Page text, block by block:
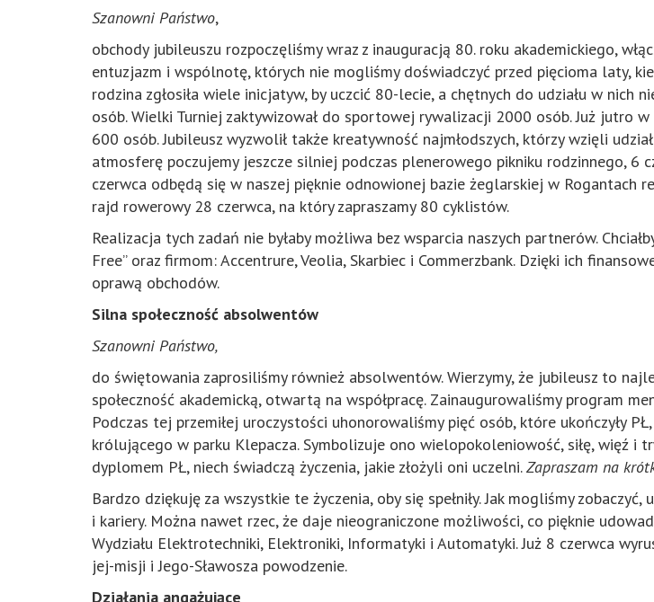
Szanowni Państwo,
obchody jubileuszu rozpoczęliśmy wraz z inauguracją 80. roku akademickiego,
entuzjazm i wspólnotę, których nie mogliśmy doświadczyć przed pięcioma laty,
rodzina zgłosiła wiele inicjatyw, by uczcić 80-lecie, a chętnych do udziału w nich
osób. Wielki Turniej zaktywizował do sportowej rywalizacji 2000 osób. Już jutro
600 osób. Jubileusz wyzwolił także kreatywność najmłodszych, którzy wzięli
atmosferę poczujemy jeszcze silniej podczas plenerowego pikniku rodzinnego, 6
czerwca odbędą się w naszej pięknie odnowionej bazie żeglarskiej w Rogantach
rajd rowerowy 28 czerwca, na który zapraszamy 80 cyklistów.
Realizacja tych zadań nie byłaby możliwa bez wsparcia naszych partnerów.
Free” oraz firmom: Accentrure, Veolia, Skarbiec i Commerzbank. Dzięki ich
oprawą obchodów.
Silna społeczność absolwentów
Szanowni Państwo,
do świętowania zaprosiliśmy również absolwentów. Wierzymy, że jubileusz to
społeczność akademicką, otwartą na współpracę. Zainaugurowaliśmy program
Podczas tej przemiłej uroczystości uhonorowaliśmy pięć osób, które ukończyły
królującego w parku Klepacza. Symbolizuje ono wielopokoleniowość, siłę, więź i
dyplomem PŁ, niech świadczą życzenia, jakie złożyli oni uczelni.Zapraszam na
Bardzo dziękuję za wszystkie te życzenia, oby się spełniły. Jak mogliśmy
i kariery. Można nawet rzec, że daje nieograniczone możliwości, co pięknie
Wydziału Elektrotechniki, Elektroniki, Informatyki i Automatyki. Już 8 czerwca
jej-misji i Jego-Sławosza powodzenie.
Działania angażujące